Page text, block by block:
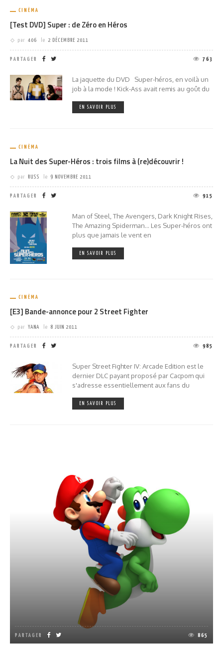
CINÉMA
[Test DVD] Super : de Zéro en Héros
par 406 le 2 DÉCEMBRE 2011
PARTAGER 763
La jaquette du DVD Super-héros, en voilà un
job à la mode ! Kick-Ass avait remis au goût du
EN SAVOIR PLUS
CINÉMA
La Nuit des Super-Héros : trois films à (re)découvrir !
par RUSS le 9 NOVEMBRE 2011
PARTAGER 915
Man of Steel, The Avengers, Dark Knight Rises,
The Amazing Spiderman... Les Super-héros ont
plus que jamais le vent en
EN SAVOIR PLUS
CINÉMA
[E3] Bande-annonce pour 2 Street Fighter
par YANA le 8 JUIN 2011
PARTAGER 985
Super Street Fighter IV: Arcade Edition est le
dernier DLC payant proposé par Cacpom qui
s'adresse essentiellement aux fans du
EN SAVOIR PLUS
PARTAGER 865